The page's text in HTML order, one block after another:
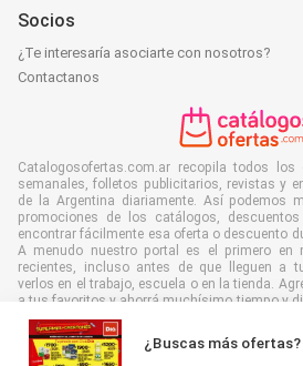
¿Buscas más ofertas?
Socios
¿Te interesaría asociarte con nosotros?
Contactanos
Catalogosofertas.com.ar recopila todos
semanales, folletos publicitarios, revistas y
de la Argentina diariamente. Así podemos
promociones de los catálogos,
encontrar fácilmente esa oferta o descuento
A menudo nuestro portal es el primero en
recientes, incluso antes de que lleguen a
verlos en el trabajo, escuela o en la tienda.
a tus favoritos y ahorrá muchísimo tiempo y
digitales contribuís a reducir el desperdicio
el ambiente.